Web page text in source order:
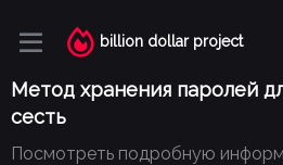
billion dollar project
Метод хранения паролей
сесть
Посмотреть подробную